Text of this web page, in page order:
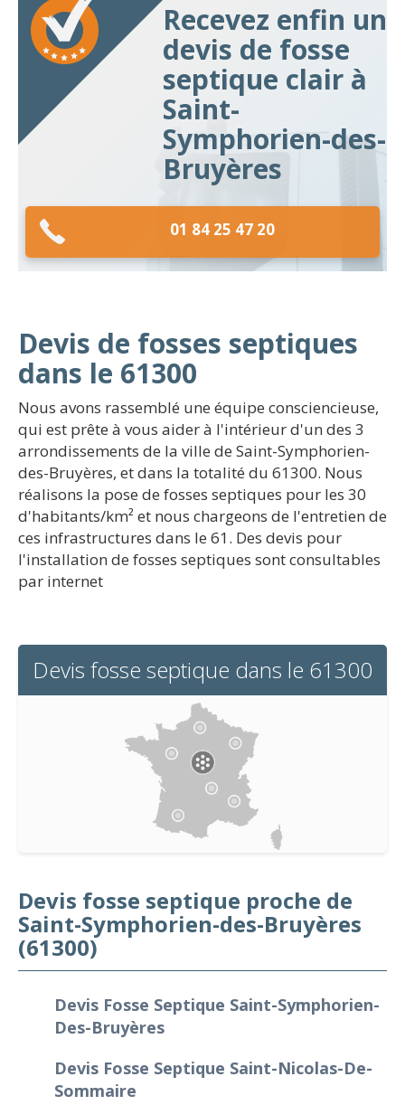
Recevez enfin un
devis de fosse
septique clair à
Saint-
Symphorien-des-
Bruyères
01 84 25 47 20
Devis de fosses septiques
dans le 61300
Nous avons rassemblé une équipe consciencieuse,
qui est prête à vous aider à l'intérieur d'un des 3
arrondissements de la ville de Saint-Symphorien-
des-Bruyères, et dans la totalité du 61300. Nous
réalisons la pose de fosses septiques pour les 30
d'habitants/km² et nous chargeons de l'entretien de
ces infrastructures dans le 61. Des devis pour
l'installation de fosses septiques sont consultables
par internet
Devis fosse septique dans le 61300
Devis fosse septique proche de
Saint-Symphorien-des-Bruyères
(61300)
Devis Fosse Septique Saint-Symphorien-
Des-Bruyères
Devis Fosse Septique Saint-Nicolas-De-
Sommaire